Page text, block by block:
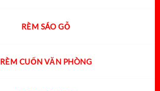
RÈM SÁO GỖ
RÈM CUỐN VĂN PHÒNG